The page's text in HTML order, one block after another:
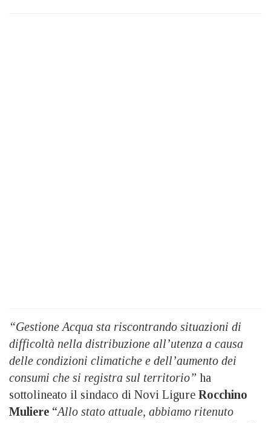
“Gestione Acqua sta riscontrando situazioni di
difficoltà nella distribuzione all’utenza a causa
delle condizioni climatiche e dell’aumento dei
consumi che si registra sul territorio” ha
sottolineato il sindaco di Novi Ligure Rocchino
Muliere “Allo stato attuale, abbiamo ritenuto